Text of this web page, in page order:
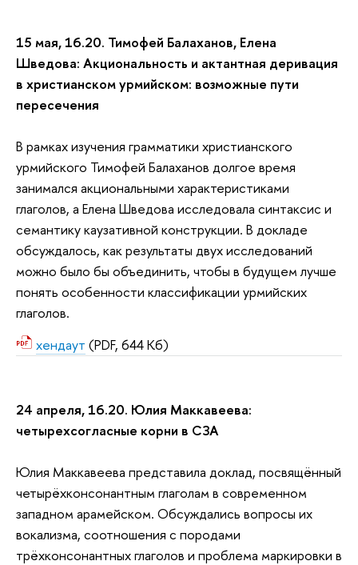
15 мая, 16.20. Тимофей Балаханов, Елена
Шведова: Акциональность и актантная деривация
в христианском урмийском: возможные пути
пересечения
В рамках изучения грамматики христианского
урмийского Тимофей Балаханов долгое время
занимался акциональными характеристиками
глаголов, а Елена Шведова исследовала синтаксис и
семантику каузативной конструкции. В докладе
обсуждалось, как результаты двух исследований
можно было бы объединить, чтобы в будущем лучше
понять особенности классификации урмийских
глаголов.
хендаут (PDF, 644 Кб)
24 апреля, 16.20. Юлия Маккавеева:
четырехсогласные корни в СЗА
Юлия Маккавеева представила доклад, посвящённый
четырёхконсонантным глаголам в современном
западном арамейском. Обсуждались вопросы их
вокализма, соотношения с породами
трёхконсонантных глаголов и проблема маркировки в